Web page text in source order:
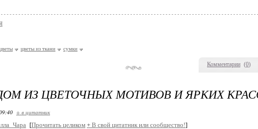
Комментарии (0)
цветы из ткани сумки
ИЗ ЦВЕТОЧНЫХ МОТИВОВ И ЯРКИХ
+ в цитатник
[Прочитать целиком + В свой цитатник или сообщество!]